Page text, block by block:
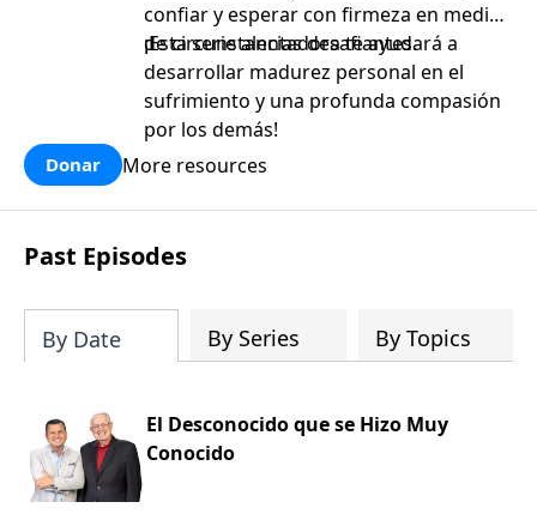
confiar y esperar con firmeza en medio
de circunstancias desafiantes.
¡Esta serie alentadora te ayudará a
desarrollar madurez personal en el
sufrimiento y una profunda compasión
por los demás!
Donar More resources
Past Episodes
By Date By Series By Topics
El Desconocido que se Hizo Muy
Conocido